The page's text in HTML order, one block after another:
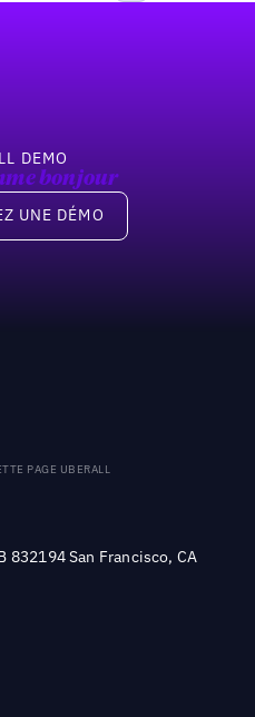
DEMO
bonjour
démo
UNE DÉMO
PAGE UBERALL
832194 San Francisco, CA